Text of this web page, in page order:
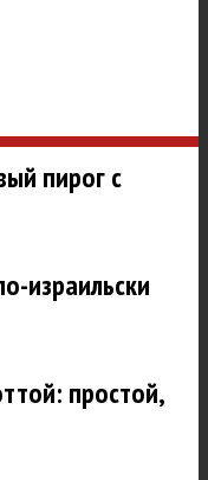
пирог с
израильски
простой,